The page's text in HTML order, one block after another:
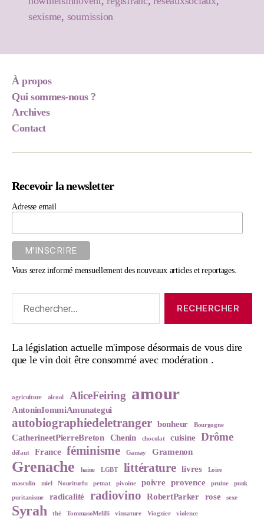
sexisme, soumission
À propos
Qui sommes-nous ?
Archives
Contact
Recevoir la newsletter
Adresse email
Vous serez informé mensuellement des nouveaux articles et reportages.
La législation actuelle m'impose désormais de vous dire
que le vin doit être consommé avec modération .
agriculture alcool AliceFeiring amour
AntoninIommiAmunategui
autobiographiedeletranger bonheur Bourgogne
CatherineetPierreBreton Chenin chocolat cuisine Drôme
défaut France féminisme Gamay Gramenon
Grenache haine LGBT littérature livres Loire
masculin miel Nouriturfu petnat pivoine poivre provence pruine punk
puritanisme radicalité radiovino RobertParker rose sexe
Syrah thé TommasoMelilli vinnature Viognier violence